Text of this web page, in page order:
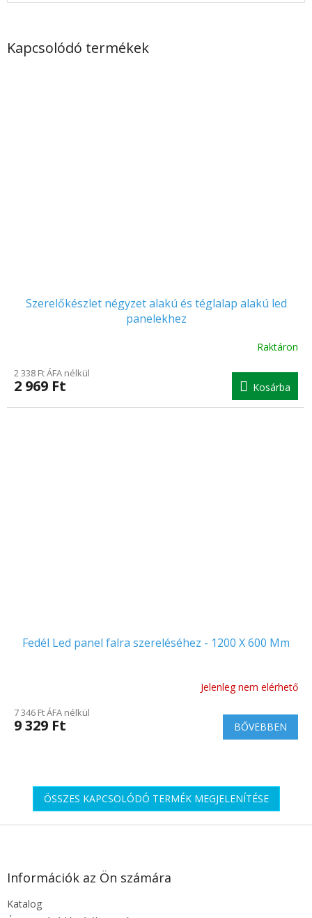
Kapcsolódó termékek
Szerelőkészlet négyzet alakú és téglalap alakú led
panelekhez
átlagos
értékelése
Raktáron
2 338 Ft ÁFA nélkül
2 969 Ft Kosárba
Fedél Led panel falra szereléséhez - 1200 X 600 Mm
Jelenleg nem elérhető
7 346 Ft ÁFA nélkül
9 329 Ft BŐVEBBEN
ÖSSZES KAPCSOLÓDÓ TERMÉK MEGJELENÍTÉSE
L
Információk az Ön számára
Katalog